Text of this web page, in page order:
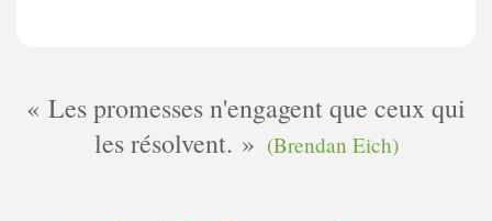
Les promesses n'engagent que ceux qui
les résolvent.
(Brendan Eich)